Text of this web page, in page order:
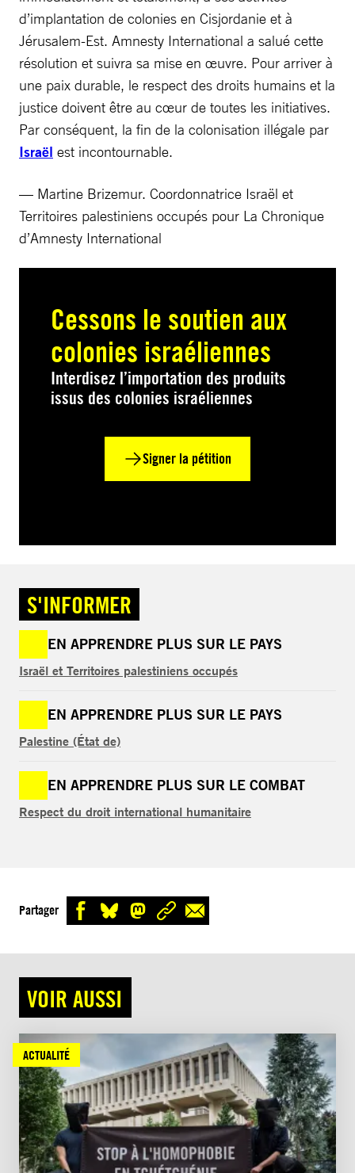
d’implantation de colonies en Cisjordanie et à
Jérusalem-Est. Amnesty International a salué cette
résolution et suivra sa mise en œuvre. Pour arriver à
une paix durable, le respect des droits humains et la
justice doivent être au cœur de toutes les initiatives.
Par conséquent, la fin de la colonisation illégale par
Israël est incontournable.
— Martine Brizemur. Coordonnatrice Israël et
Territoires palestiniens occupés pour La Chronique
d’Amnesty International
Cessons le soutien aux
colonies israéliennes
Interdisez l’importation des produits
issus des colonies israéliennes
Signer la pétition
S'INFORMER
EN APPRENDRE PLUS SUR LE PAYS
Israël et Territoires palestiniens occupés
EN APPRENDRE PLUS SUR LE PAYS
Palestine (État de)
EN APPRENDRE PLUS SUR LE COMBAT
Respect du droit international humanitaire
Partager
VOIR AUSSI
ACTUALITÉ